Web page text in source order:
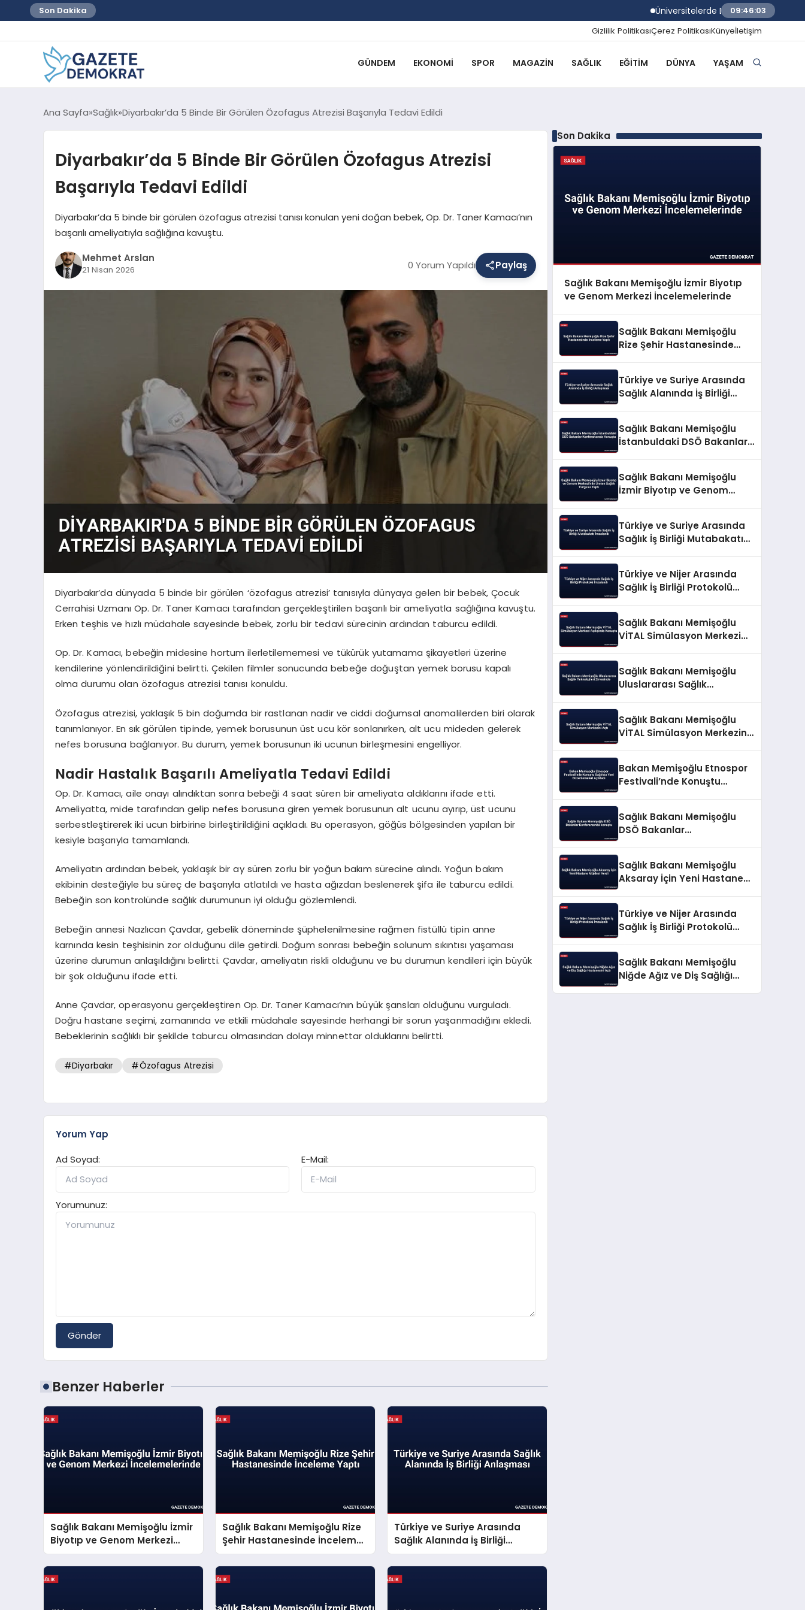
Son Dakika Üniversitelerde Dumansız Kampüs
09:46:04
Gizlilik PolitikasıÇerez PolitikasıKünyeİletişim
GÜNDEM EKONOMI SPOR MAGAZIN SAĞLIK EĞITIM DÜNYA YAŞAM
Ana Sayfa Sağlık Diyarbakır’da 5 Binde Bir Görülen Özofagus Atrezisi Başarıyla Tedavi Edildi
Diyarbakır’da 5 Binde Bir Görülen Özofagus Atrezisi
Başarıyla Tedavi Edildi
Diyarbakır’da 5 binde bir görülen özofagus atrezisi tanısı konulan yeni doğan bebek, Op. Dr. Taner Kamacı’nın
başarılı ameliyatıyla sağlığına kavuştu.
Mehmet Arslan
21 Nisan 2026 0 Yorum Yapıldı Paylaş
Diyarbakır’da dünyada 5 binde bir görülen ‘özofagus atrezisi’ tanısıyla dünyaya gelen bir bebek, Çocuk
Cerrahisi Uzmanı Op. Dr. Taner Kamacı tarafından gerçekleştirilen başarılı bir ameliyatla sağlığına kavuştu.
Erken teşhis ve hızlı müdahale sayesinde bebek, zorlu bir tedavi sürecinin ardından taburcu edildi.
Op. Dr. Kamacı, bebeğin midesine hortum ilerletilememesi ve tükürük yutamama şikayetleri üzerine
kendilerine yönlendirildiğini belirtti. Çekilen filmler sonucunda bebeğe doğuştan yemek borusu kapalı
olma durumu olan özofagus atrezisi tanısı konuldu.
Özofagus atrezisi, yaklaşık 5 bin doğumda bir rastlanan nadir ve ciddi doğumsal anomalilerden biri olarak
tanımlanıyor. En sık görülen tipinde, yemek borusunun üst ucu kör sonlanırken, alt ucu mideden gelerek
nefes borusuna bağlanıyor. Bu durum, yemek borusunun iki ucunun birleşmesini engelliyor.
Nadir Hastalık Başarılı Ameliyatla Tedavi Edildi
Op. Dr. Kamacı, aile onayı alındıktan sonra bebeği 4 saat süren bir ameliyata aldıklarını ifade etti.
Ameliyatta, mide tarafından gelip nefes borusuna giren yemek borusunun alt ucunu ayırıp, üst ucunu
serbestleştirerek iki ucun birbirine birleştirildiğini açıkladı. Bu operasyon, göğüs bölgesinden yapılan bir
kesiyle başarıyla tamamlandı.
Ameliyatın ardından bebek, yaklaşık bir ay süren zorlu bir yoğun bakım sürecine alındı. Yoğun bakım
ekibinin desteğiyle bu süreç de başarıyla atlatıldı ve hasta ağızdan beslenerek şifa ile taburcu edildi.
Bebeğin son kontrolünde sağlık durumunun iyi olduğu gözlemlendi.
Bebeğin annesi Nazlıcan Çavdar, gebelik döneminde şüphelenilmesine rağmen fistüllü tipin anne
karnında kesin teşhisinin zor olduğunu dile getirdi. Doğum sonrası bebeğin solunum sıkıntısı yaşaması
üzerine durumun anlaşıldığını belirtti. Çavdar, ameliyatın riskli olduğunu ve bu durumun kendileri için büyük
bir şok olduğunu ifade etti.
Anne Çavdar, operasyonu gerçekleştiren Op. Dr. Taner Kamacı’nın büyük şansları olduğunu vurguladı.
Doğru hastane seçimi, zamanında ve etkili müdahale sayesinde herhangi bir sorun yaşanmadığını ekledi.
Bebeklerinin sağlıklı bir şekilde taburcu olmasından dolayı minnettar olduklarını belirtti.
#Diyarbakır #Özofagus Atrezisi
Yorum Yap
Ad Soyad:
E-Mail:
Yorumunuz:
Gönder
Benzer Haberler
Sağlık Bakanı Memişoğlu İzmir
Biyotıp ve Genom Merkezi
İncelemelerinde
Sağlık Bakanı Memişoğlu Rize
Şehir Hastanesinde İnceleme
Yaptı
Türkiye ve Suriye Arasında
Sağlık Alanında İş Birliği
Anlaşması
Son Dakika
Sağlık Bakanı Memişoğlu İzmir Biyotıp
ve Genom Merkezi İncelemelerinde
Sağlık Bakanı Memişoğlu
Rize Şehir Hastanesinde
Türkiye ve Suriye Arasında
Sağlık Alanında İş Birliği
Sağlık Bakanı Memişoğlu
İstanbuldaki DSÖ Bakanlar
Sağlık Bakanı Memişoğlu
İzmir Biyotıp ve Genom
Türkiye ve Suriye Arasında
Sağlık İş Birliği Mutabakatı
Türkiye ve Nijer Arasında
Sağlık İş Birliği Protokolü
Sağlık Bakanı Memişoğlu
VİTAL Simülasyon Merkezi
Sağlık Bakanı Memişoğlu
Uluslararası Sağlık
Sağlık Bakanı Memişoğlu
VİTAL Simülasyon Merkezini
Bakan Memişoğlu Etnospor
Festivali’nde Konuştu
Sağlık Bakanı Memişoğlu
DSÖ Bakanlar
Sağlık Bakanı Memişoğlu
Aksaray İçin Yeni Hastane
Türkiye ve Nijer Arasında
Sağlık İş Birliği Protokolü
Sağlık Bakanı Memişoğlu
Niğde Ağız ve Diş Sağlığı